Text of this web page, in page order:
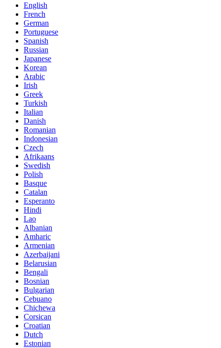
English
French
German
Portuguese
Spanish
Russian
Japanese
Korean
Arabic
Irish
Greek
Turkish
Italian
Danish
Romanian
Indonesian
Czech
Afrikaans
Swedish
Polish
Basque
Catalan
Esperanto
Hindi
Lao
Albanian
Amharic
Armenian
Azerbaijani
Belarusian
Bengali
Bosnian
Bulgarian
Cebuano
Chichewa
Corsican
Croatian
Dutch
Estonian